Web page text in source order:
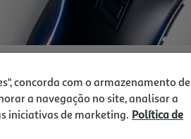
concorda com o armazenamento de
a navegação no site, analisar a
iniciativas de marketing. Política de